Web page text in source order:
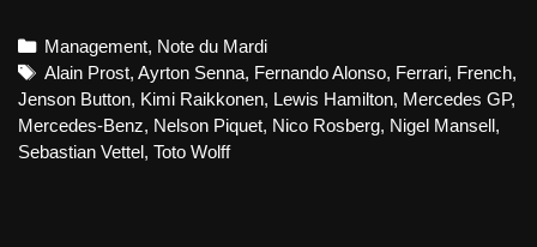
–
L’alternative
Ferrari
dans
un
transfert
Categories
Management, Note du Mardi
Tags
Alain Prost,Ayrton Senna, Fernando Alonso, Ferrari, French,
Jenson Button, Kimi Raikkonen, Lewis Hamilton, Mercedes GP,
Mercedes-Benz, Nelson Piquet, Nico Rosberg, Nigel Mansell,
Sebastian Vettel, Toto Wolff